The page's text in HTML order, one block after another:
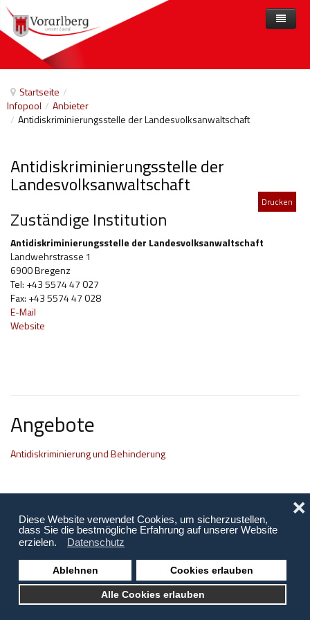
Diese Website verwendet Cookies, um sicherzustellen,
dass Sie die bestmögliche Erfahrung auf unserer Website
erzielen.
Datenschutz
Ablehnen Cookies erlauben
Alle Cookies erlauben
❌
Startseite /
Infopool / Anbieter
/ Antidiskriminierungsstelle der Landesvolksanwaltschaft
Antidiskriminierungsstelle der
Landesvolksanwaltschaft
Drucken
Zuständige Institution
Antidiskriminierungsstelle der Landesvolksanwaltschaft
Landwehrstrasse 1
6900 Bregenz
Tel: +43 5574 47 027
Fax: +43 5574 47 028
E-Mail
Website
Angebote
Antidiskriminierung und Behinderung
Copyright © 2026 Behinderung Vorarlberg | Webagentur: EDBS
Home
Angebote nach Themen
Barrierefreiheit
Beihilfen, finanzielle Unterstützungen
Freizeit
Gesetze und Verordnungen
Gesetzliche Vertretungen
Gesundheitliche Rehabilitation
Hilfsmittel und Heilbehelfe
Unterstützung, Beratung, Assistenz
Anbieter
Veranstaltungen